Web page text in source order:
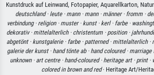
Kunstdruck auf Leinwand, Fotopapier, Aquarellkarton,
deutschland · leute · mann · mann · männer · fromm ·
verbindung · religion · muster · kunst · kerl · farbe ·
dekorativ · mittelalterlich · christentum · position ·
abgetönt · kunstgalerie · farbe · patterned · mittelalterlich ·
galerie der kunst · hand tönte ab · hand coloured · marriage
unknown · art centre · hand-coloured · heritage art · print ·
colored in brown and red· Heritage Art/